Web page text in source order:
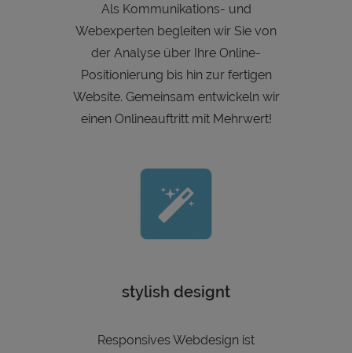
Als Kommunikations- und
Webexperten begleiten wir Sie von
der Analyse über Ihre Online-
Positionierung bis hin zur fertigen
Website. Gemeinsam entwickeln wir
einen Onlineauftritt mit Mehrwert!
stylish designt
Responsives Webdesign ist